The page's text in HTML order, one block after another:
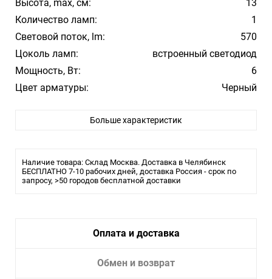
Высота, max, см:
13
Количество ламп:
1
Световой поток, lm:
570
Цоколь ламп:
встроенный светодиод
Мощность, Вт:
6
Цвет арматуры:
Черный
Высота светильника, см: 13
Количество ламп, шт: 1
Тип цоколя: LED
Цвет арматуры: черный
Цвет плафона/декора: белый
Степень пыле-влагозащищенности IP: IP65
Больше характеристик
Наличие товара: Склад Москва. Доставка в Челябинск
БЕСПЛАТНО 7-10 рабочих дней, доставка Россия - срок по
запросу, >50 городов бесплатной доставки
Оплата и доставка
Обмен и возврат